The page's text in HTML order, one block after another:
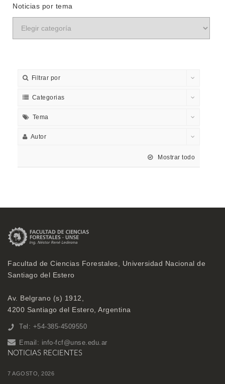
Noticias por tema
Filtrar por
Categorias
Tema
Autor
Mostrar todo
Facultad de Ciencias Forestales, Universidad Nacional de
Santiago del Estero
Av. Belgrano (s) 1912,
4200 Santiago del Estero, Argentina
Tel: +54-385-4509550
Email: info-fcf@unse.edu.ar
NOTICIAS RECIENTES
7 AGOSTO, 2026